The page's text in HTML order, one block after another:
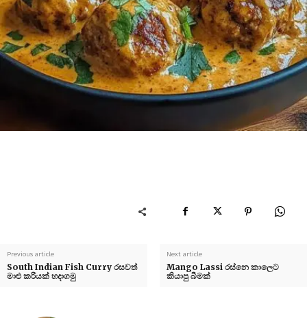
Previous article
South Indian Fish Curry රසවත්
මාළු කරියක් හදාගමු
Next article
Mango Lassi රස්නෙ කාලෙට
කියාපු බීමක්